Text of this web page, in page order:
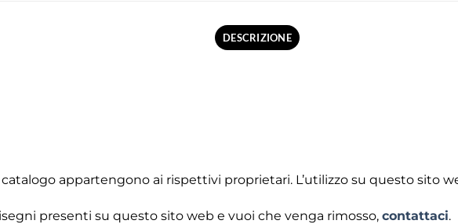
DESCRIZIONE
appartengono ai rispettivi proprietari. L’utilizzo su questo sito
presenti su questo sito web e vuoi che venga rimosso, contattaci.